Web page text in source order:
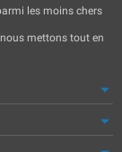
les moins chers
mettons tout en